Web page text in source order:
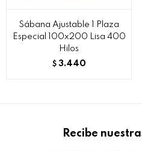
Sábana Ajustable 1 Plaza
Especial 100x200 Lisa 400
Hilos
$ 3.440
Recibe